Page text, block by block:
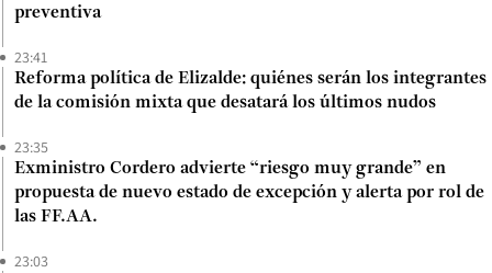
preventiva
23:41
Reforma política de Elizalde: quiénes serán los integrantes
de la comisión mixta que desatará los últimos nudos
23:35
Exministro Cordero advierte “riesgo muy grande” en
propuesta de nuevo estado de excepción y alerta por rol de
las FF.AA.
23:03